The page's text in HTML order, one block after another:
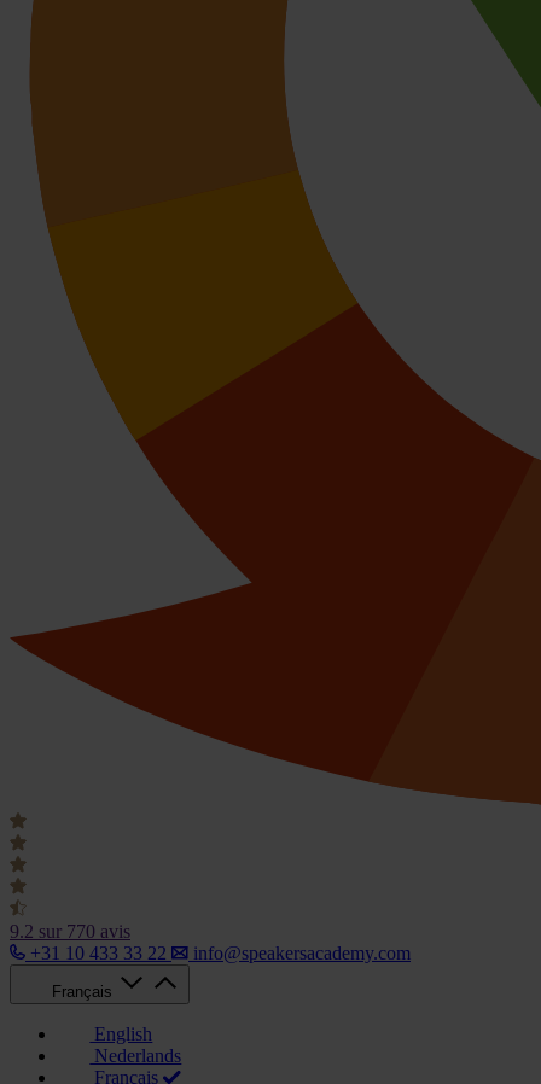
9.2 sur 770 avis
+31 10 433 33 22
info@speakersacademy.com
Français
English
Nederlands
Français